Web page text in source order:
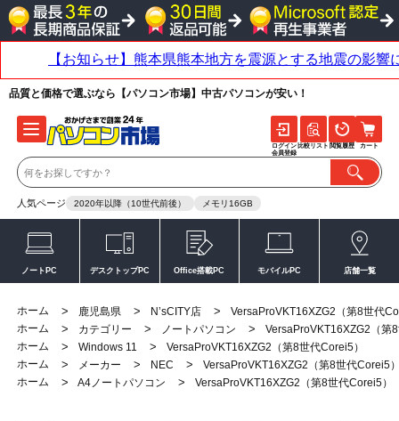
品質と価格で選ぶなら【パソコン市場】中古パソコンが安い！
人気ページ 2020年以降（10世代前後） メモリ16GB
ログイン
会員登録
比較リスト 閲覧履歴 カート
ノートPC デスクトップPC Office搭載PC モバイルPC 店舗一覧
ホーム > 鹿児島県 > N’sCITY店 >
VersaProVKT16XZG2（第8世代
ホーム
> カテゴリー > ノートパソコン >
VersaProVKT16XZG2（第
ホーム
> Windows 11 >
VersaProVKT16XZG2（第8世代Corei5）
ホーム
> メーカー > NEC >
VersaProVKT16XZG2（第8世代Corei5
ホーム
> A4ノートパソコン > VersaProVKT16XZG2（第8世代Corei5）